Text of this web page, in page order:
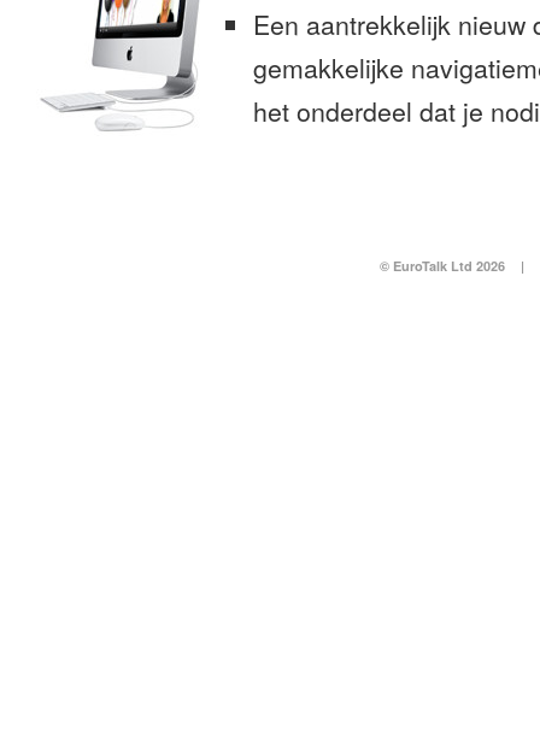
Een aantrekkelijk nieuw
gemakkelijke
het onderdeel dat je
© EuroTalk Ltd 2026 |